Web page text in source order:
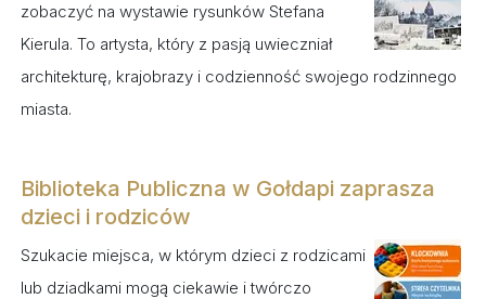
zobaczyć na wystawie rysunków Stefana
Kierula. To artysta, który z pasją uwieczniał
architekturę, krajobrazy i codzienność swojego rodzinnego
miasta.
Biblioteka Publiczna w Gołdapi zaprasza
dzieci i rodziców
Szukacie miejsca, w którym dzieci z rodzicami
lub dziadkami mogą ciekawie i twórczo